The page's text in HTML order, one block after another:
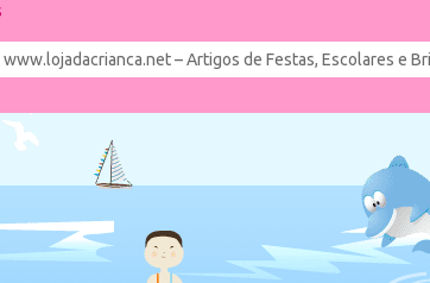
– Artigos de Festas, Escolares e